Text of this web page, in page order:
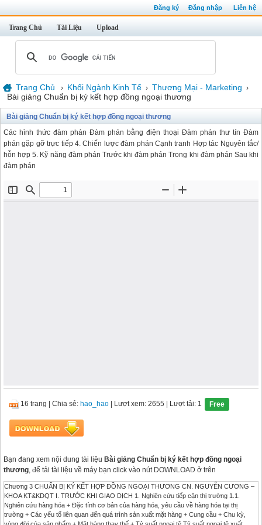
Đăng ký Đăng nhập Liên hệ
Trang Chủ Tài Liệu Upload
Trang Chủ › Khối Ngành Kinh Tế › Thương Mại - Marketing ›
Bài giảng Chuẩn bị ký kết hợp đồng ngoại thương
Bài giảng Chuẩn bị ký kết hợp đồng ngoại thương
Các hình thức đàm phán Đàm phán bằng điện thoại Đàm phán thư tín Đàm
phán gặp gỡ trực tiếp 4. Chiến lược đàm phán Cạnh tranh Hợp tác Nguyên tắc/
hỗn hợp 5. Kỹ năng đàm phán Trước khi đàm phán Trong khi đàm phán Sau khi
đàm phán
16 trang Chia sẻ: hao_hao | Lượt xem: 2655 | Lượt tải: 1 Free
Bạn đang xem nội dung tài liệu Bài giảng Chuẩn bị ký kết hợp đồng ngoại
thương, để tải tài liệu về máy bạn click vào nút DOWNLOAD ở trên
Chương 3 CHUẨN BỊ KÝ KẾT HỢP ĐỒNG NGOẠI THƯƠNG CN. NGUYỄN CƯƠNG –
KHOA KT&KDQT I. TRƯỚC KHI GIAO DỊCH 1. Nghiên cứu tiếp cận thị trường 1.1.
Nghiên cứu hàng hóa + Đặc tính cơ bản của hàng hóa, yêu cầu về hàng hóa tại thị
trường + Các yếu tố liên quan đến quá trình sản xuất mặt hàng + Cung cầu + Chu kỳ,